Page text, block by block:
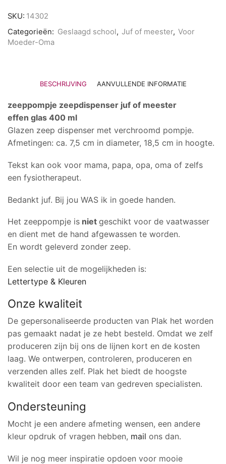
of
meester
aantal
SKU: 14302
Categorieën: Geslaagd school, Juf of meester, Voor
Moeder-Oma
BESCHRIJVING AANVULLENDE INFORMATIE
zeeppompje zeepdispenser juf of meester
effen glas 400 ml
Glazen zeep dispenser met verchroomd pompje.
Afmetingen: ca. 7,5 cm in diameter, 18,5 cm in hoogte.
Tekst kan ook voor mama, papa, opa, oma of zelfs
een fysiotherapeut.
Bedankt juf. Bij jou WAS ik in goede handen.
Het zeeppompje is niet geschikt voor de vaatwasser
en dient met de hand afgewassen te worden.
En wordt geleverd zonder zeep.
Een selectie uit de mogelijkheden is:
Lettertype & Kleuren
Onze kwaliteit
De gepersonaliseerde producten van Plak het worden
pas gemaakt nadat je ze hebt besteld. Omdat we zelf
produceren zijn bij ons de lijnen kort en de kosten
laag. We ontwerpen, controleren, produceren en
verzenden alles zelf. Plak het biedt de hoogste
kwaliteit door een team van gedreven specialisten.
Ondersteuning
Mocht je een andere afmeting wensen, een andere
kleur opdruk of vragen hebben, mail ons dan.
Wil je nog meer inspiratie opdoen voor mooie